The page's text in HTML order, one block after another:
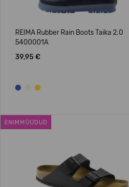
REIMA Rubber Rain Boots Taika 2.0
5400001A
39,95 €
ENIMMÜÜDUD